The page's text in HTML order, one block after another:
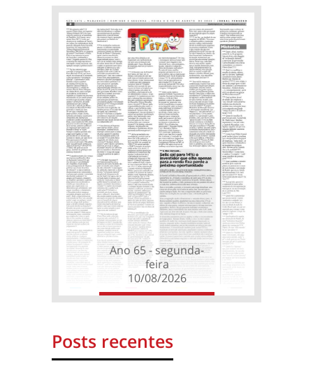
Ano 65 - segunda-
feira
10/08/2026
Posts recentes